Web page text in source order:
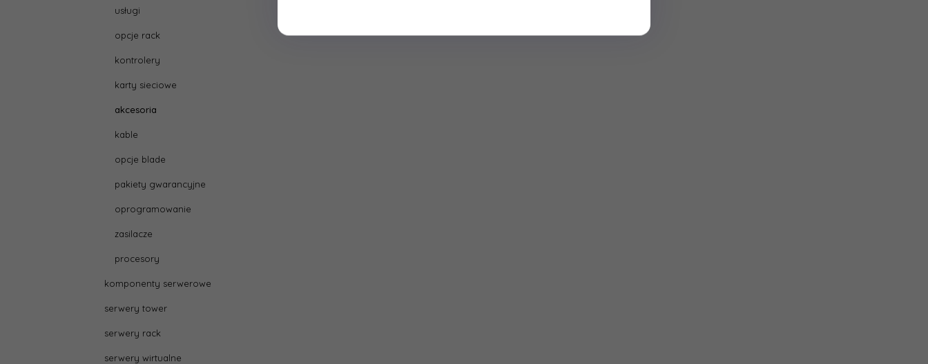
usługi
opcje rack
kontrolery
karty sieciowe
akcesoria
kable
opcje blade
pakiety gwarancyjne
oprogramowanie
zasilacze
procesory
komponenty serwerowe
serwery tower
serwery rack
serwery wirtualne